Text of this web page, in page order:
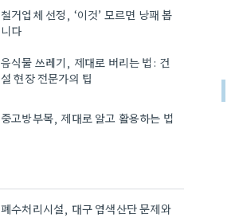
철거업체 선정, ‘이것’ 모르면 낭패 봅
니다
음식물 쓰레기, 제대로 버리는 법: 건
설 현장 전문가의 팁
중고방부목, 제대로 알고 활용하는 법
폐수처리시설, 대구 염색산단 문제와